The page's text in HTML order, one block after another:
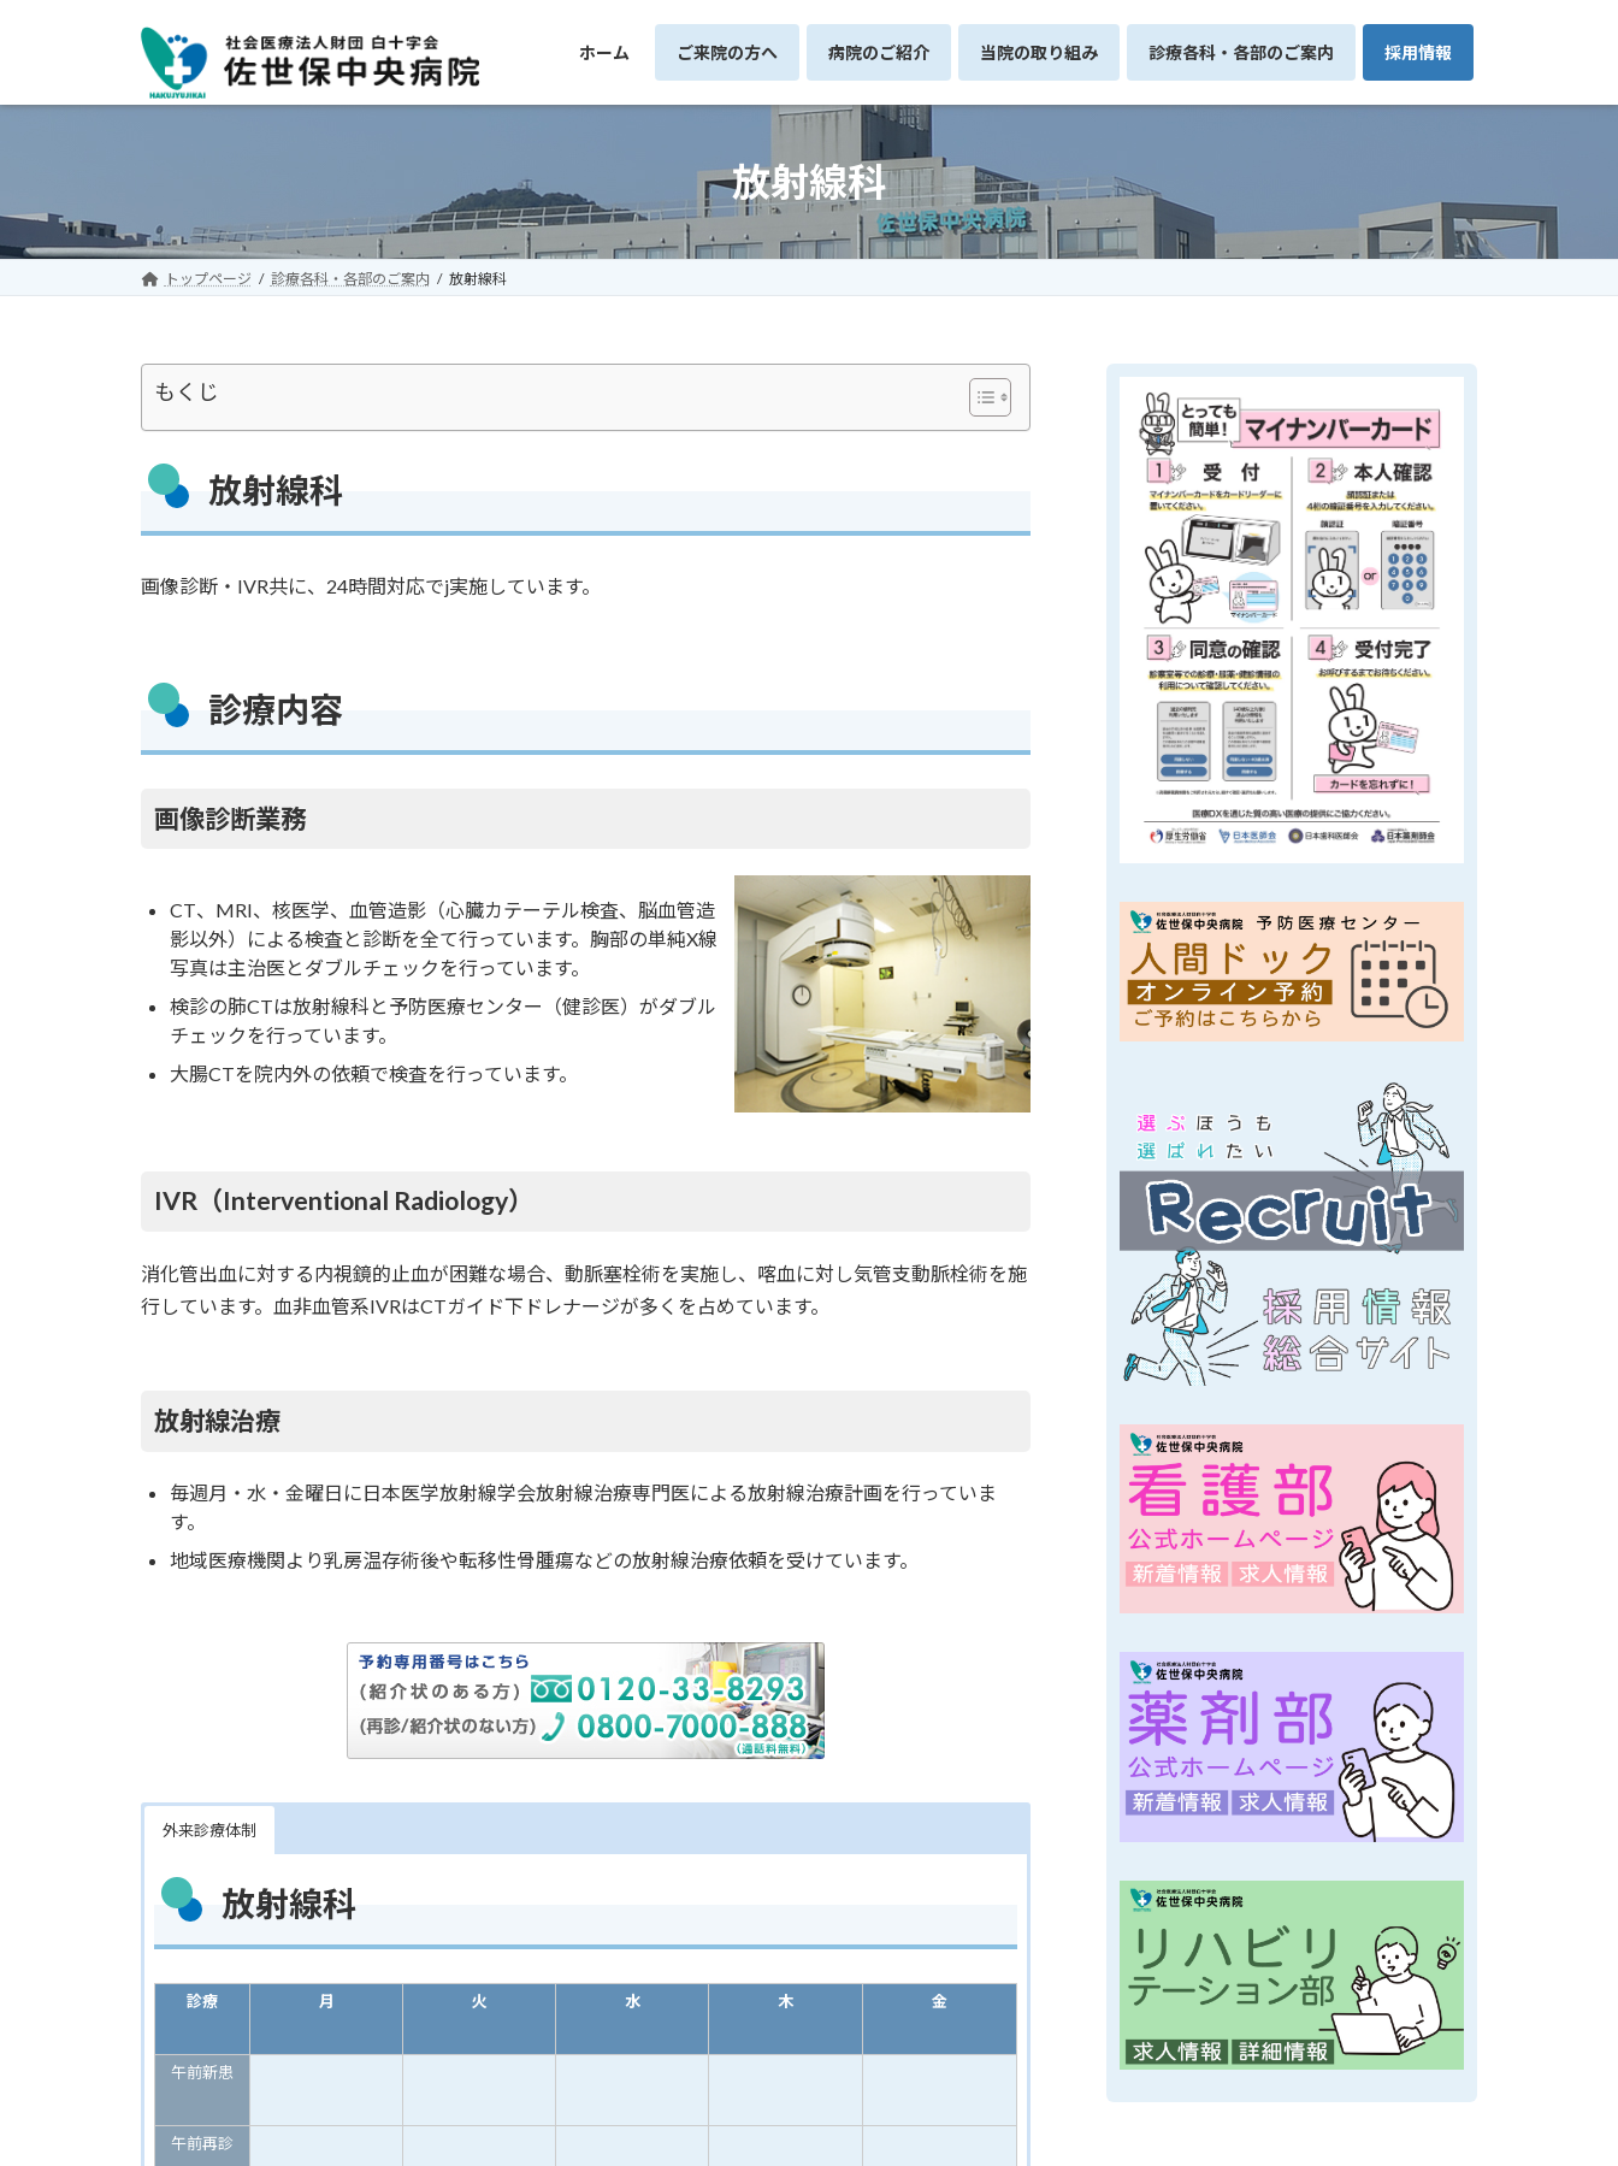
ン
キ
ッ
ー
に
移
ホーム ご来院の方へ 病院のご紹介 当院の取り組み 診療各科・各部のご案内 採用情報
放射線科
トップページ 診療各科・各部のご案内 放射線科
もくじ
放射線科
画像診断・IVR共に、24時間対応でj実施しています。
診療内容
画像診断業務
CT、MRI、核医学、血管造影（心臓カテーテル検査、脳血管造
影以外）による検査と診断を全て行っています。胸部の単純X線
写真は主治医とダブルチェックを行っています。
検診の肺CTは放射線科と予防医療センター（健診医）がダブル
チェックを行っています。
大腸CTを院内外の依頼で検査を行っています。
IVR（Interventional Radiology）
消化管出血に対する内視鏡的止血が困難な場合、動脈塞栓術を実施し、喀血に対し気管支動脈栓術を施
行しています。血非血管系IVRはCTガイド下ドレナージが多くを占めています。
放射線治療
毎週月・水・金曜日に日本医学放射線学会放射線治療専門医による放射線治療計画を行っていま
す。
地域医療機関より乳房温存術後や転移性骨腫瘍などの放射線治療依頼を受けています。
外来診療体制
放射線科
診療 月 火 水 木 金
午前新患
午前再診